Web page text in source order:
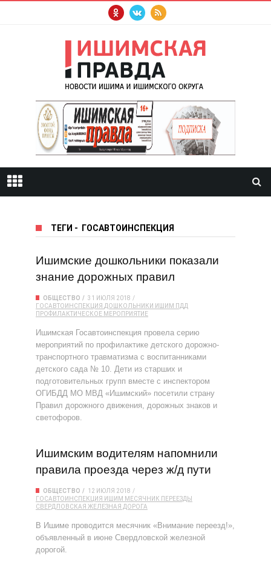
ТЕГИ - ГОСАВТОИНСПЕКЦИЯ
Ишимские дошкольники показали
знание дорожных правил
ОБЩЕСТВО
31 ИЮЛЯ 2018
ГОСАВТОИНСПЕКЦИЯ ДОШКОЛЬНИКИ ИШИМ ПДД
ПРОФИЛАКТИЧЕСКОЕ МЕРОПРИЯТИЕ
Ишимская Госавтоинспекция провела серию
мероприятий по профилактике детского дорожно-
транспортного травматизма с воспитанниками
детского сада № 10. Дети из старших и
подготовительных групп вместе с инспектором
ОГИБДД МО МВД «Ишимский» посетили страну
Правил дорожного движения, дорожных знаков и
светофоров.
Ишимским водителям напомнили
правила проезда через ж/д пути
ОБЩЕСТВО
12 ИЮЛЯ 2018
ГОСАВТОИНСПЕКЦИЯ ИШИМ МЕСЯЧНИК ПЕРЕЕЗДЫ
СВЕРДЛОВСКАЯ ЖЕЛЕЗНАЯ ДОРОГА
В Ишиме проводится месячник «Внимание переезд!»,
объявленный в июне Свердловской железной
дорогой.